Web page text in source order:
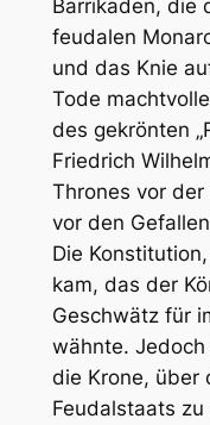
Barrikaden, die
feudalen
und das Knie
Tode
des gekrönten
Friedrich
Thrones vor
vor den
Die
kam, das der
Geschwätz für
wähnte.
die Krone, über
Feudalstaats